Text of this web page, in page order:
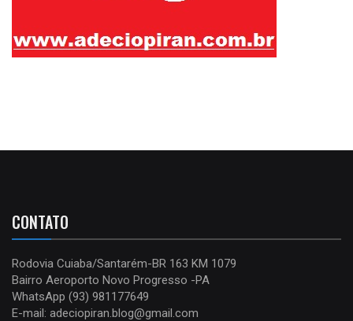
CONTATO
Rodovia Cuiaba/Santarém-BR 163 KM 1079
Bairro Aeroporto Novo Progresso -PA
WhatsApp (93) 981177649
E-mail: adeciopiran.blog@gmail.com